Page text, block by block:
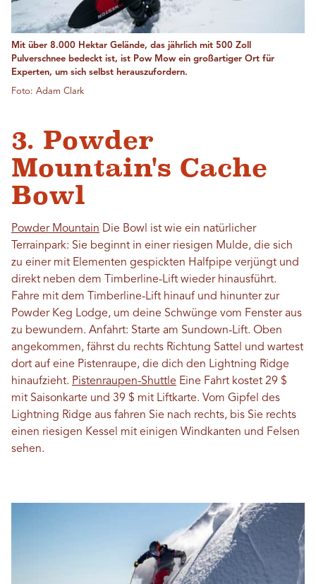
Mit über 8.000 Hektar Gelände, das jährlich mit 500 Zoll
Pulverschnee bedeckt ist, ist Pow Mow ein großartiger Ort für
Experten, um sich selbst herauszufordern.
Foto: Adam Clark
3. Powder
Mountain's Cache
Bowl
Powder Mountain Die Bowl ist wie ein natürlicher
Terrainpark: Sie beginnt in einer riesigen Mulde, die sich
zu einer mit Elementen gespickten Halfpipe verjüngt und
direkt neben dem Timberline-Lift wieder hinausführt.
Fahre mit dem Timberline-Lift hinauf und hinunter zur
Powder Keg Lodge, um deine Schwünge vom Fenster aus
zu bewundern. Anfahrt: Starte am Sundown-Lift. Oben
angekommen, fährst du rechts Richtung Sattel und wartest
dort auf eine Pistenraupe, die dich den Lightning Ridge
hinaufzieht. Pistenraupen-Shuttle Eine Fahrt kostet 29 $
mit Saisonkarte und 39 $ mit Liftkarte. Vom Gipfel des
Lightning Ridge aus fahren Sie nach rechts, bis Sie rechts
einen riesigen Kessel mit einigen Windkanten und Felsen
sehen.